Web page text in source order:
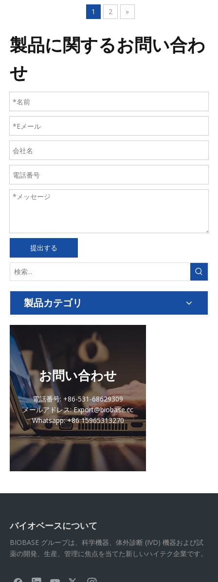
1 2 »
製品に関するお問い合わ
せ
提出する
製品カテゴリ
お問い合わせ
電話番号: +86-531-68629309
メールアドレス: Export@biobase.cc
Whatsapp: +86 15965313270
バイオベースについて
BIOBASE グループは、科学機器、体外診断 (IVD) 機器および試
薬の開発、生産、管理に焦点を当てた新しいハイテク企業です。